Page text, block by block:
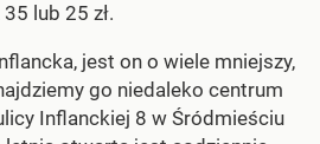
lub 25 zł.
jest on o wiele mniejszy,
go niedaleko centrum
Inflanckiej 8 w Śródmieściu